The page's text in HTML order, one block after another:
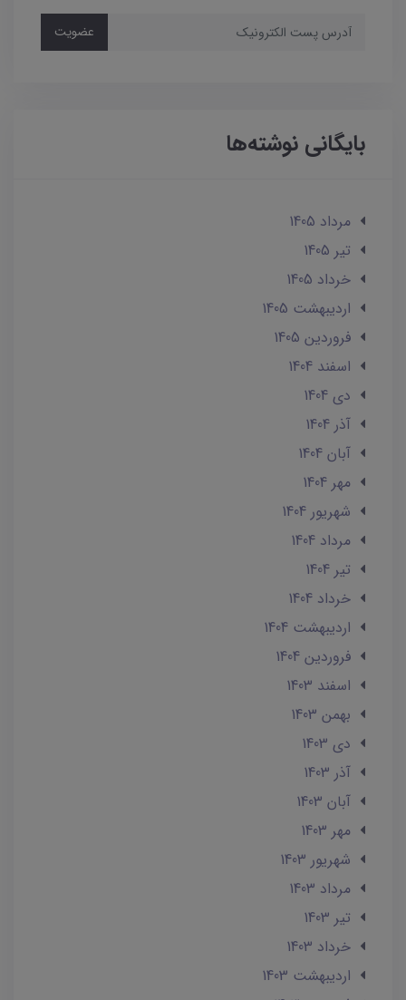
عضویت
بایگانی نوشته‌ها
مرداد 1405
تير 1405
خرداد 1405
ارديبهشت 1405
فروردین 1405
اسفند 1404
دی 1404
آذر 1404
آبان 1404
مهر 1404
شهریور 1404
مرداد 1404
تير 1404
خرداد 1404
ارديبهشت 1404
فروردین 1404
اسفند 1403
بهمن 1403
دی 1403
آذر 1403
آبان 1403
مهر 1403
شهریور 1403
مرداد 1403
تير 1403
خرداد 1403
ارديبهشت 1403